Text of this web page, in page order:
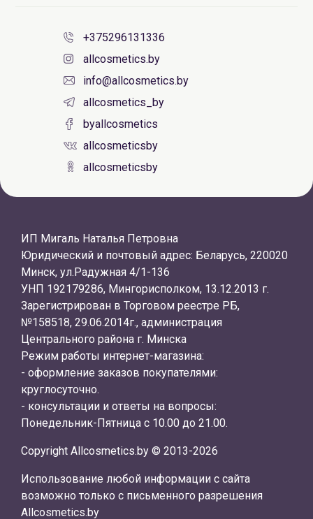
+375296131336
allcosmetics.by
info@allcosmetics.by
allcosmetics_by
byallcosmetics
allcosmeticsby
allcosmeticsby
ИП Мигаль Наталья Петровна
Юридический и почтовый адрес: Беларусь, 220020
Минск, ул.Радужная 4/1-136
УНП 192179286, Мингорисполком, 13.12.2013 г.
Зарегистрирован в Торговом реестре РБ,
№158518, 29.06.2014г., администрация
Центрального района г. Минска
Режим работы интернет-магазина:
- оформление заказов покупателями:
круглосуточно.
- консультации и ответы на вопросы:
Понедельник-Пятница с 10.00 до 21.00.
Copyright Allcosmetics.by © 2013-2026
Использование любой информации с сайта
возможно только с письменного разрешения
Allcosmetics.by